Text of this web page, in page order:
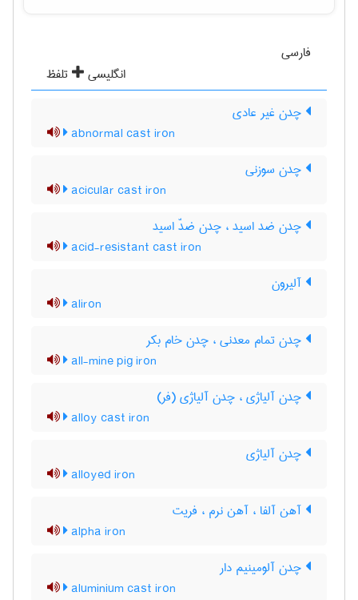
فارسی
انگلیسی
تلفظ
چدن غیر عادی
abnormal cast iron
چدن سوزنی
acicular cast iron
چدن ضد اسید ، چدن ضدّ اسید
acid-resistant cast iron
آلیرون
aliron
چدن تمام معدنی ، چدن خام بکر
all-mine pig iron
چدن آلیاژی ، چدن آلیاژی (فر)
alloy cast iron
چدن آلیاژی
alloyed iron
آهن آلفا ، آهن نرم ، فریت
alpha iron
چدن آلومینیم دار
aluminium cast iron